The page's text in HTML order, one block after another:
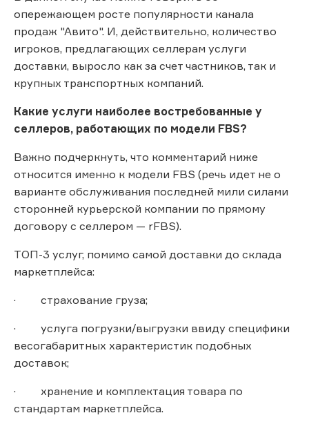
опережающем росте популярности канала
продаж "Авито". И, действительно, количество
игроков, предлагающих селлерам услуги
доставки, выросло как за счет частников, так и
крупных транспортных компаний.
Какие услуги наиболее востребованные у
селлеров, работающих по модели FBS?
Важно подчеркнуть, что комментарий ниже
относится именно к модели FBS (речь идет не о
варианте обслуживания последней мили силами
сторонней курьерской компании по прямому
договору с селлером — rFBS).
ТОП-3 услуг, помимо самой доставки до склада
маркетплейса:
· страхование груза;
· услуга погрузки/выгрузки ввиду специфики
весогабаритных характеристик подобных
доставок;
· хранение и комплектация товара по
стандартам маркетплейса.